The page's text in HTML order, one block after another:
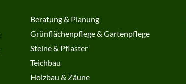
Beratung & Planung
Grünflächenpflege & Gartenpflege
Steine & Pflaster
Teichbau
Holzbau & Zäune